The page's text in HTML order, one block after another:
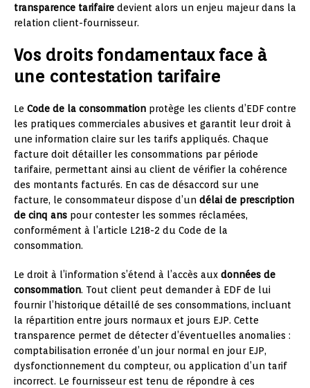
transparence tarifaire devient alors un enjeu majeur dans la
relation client-fournisseur.
Vos droits fondamentaux face à
une contestation tarifaire
Le Code de la consommation protège les clients d’EDF contre
les pratiques commerciales abusives et garantit leur droit à
une information claire sur les tarifs appliqués. Chaque
facture doit détailler les consommations par période
tarifaire, permettant ainsi au client de vérifier la cohérence
des montants facturés. En cas de désaccord sur une
facture, le consommateur dispose d’un délai de prescription
de cinq ans pour contester les sommes réclamées,
conformément à l’article L218-2 du Code de la
consommation.
Le droit à l’information s’étend à l’accès aux données de
consommation. Tout client peut demander à EDF de lui
fournir l’historique détaillé de ses consommations, incluant
la répartition entre jours normaux et jours EJP. Cette
transparence permet de détecter d’éventuelles anomalies :
comptabilisation erronée d’un jour normal en jour EJP,
dysfonctionnement du compteur, ou application d’un tarif
incorrect. Le fournisseur est tenu de répondre à ces